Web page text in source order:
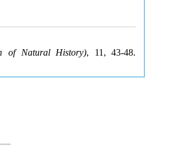
of Natural History), 11, 43-48.